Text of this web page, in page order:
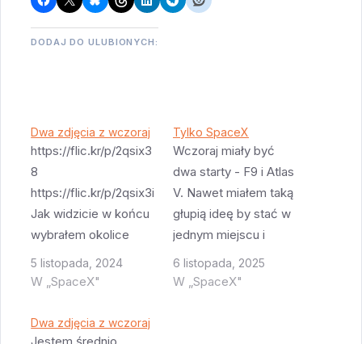
DODAJ DO ULUBIONYCH:
Dwa zdjęcia z wczoraj
https://flic.kr/p/2qsix3
8
https://flic.kr/p/2qsix3i
Jak widzicie w końcu
wybrałem okolice
Exploration Tower
jako miejsce na
wybór - od czasu
COVID Exploration
5 listopada, 2024
W „SpaceX"
Tylko SpaceX
Wczoraj miały być
dwa starty - F9 i Atlas
V. Nawet miałem taką
głupią ideę by stać w
jednym miejscu i
czekać na Atlas V ale
na szczęście komary
6 listopada, 2025
W „SpaceX"
Dwa zdjęcia z wczoraj